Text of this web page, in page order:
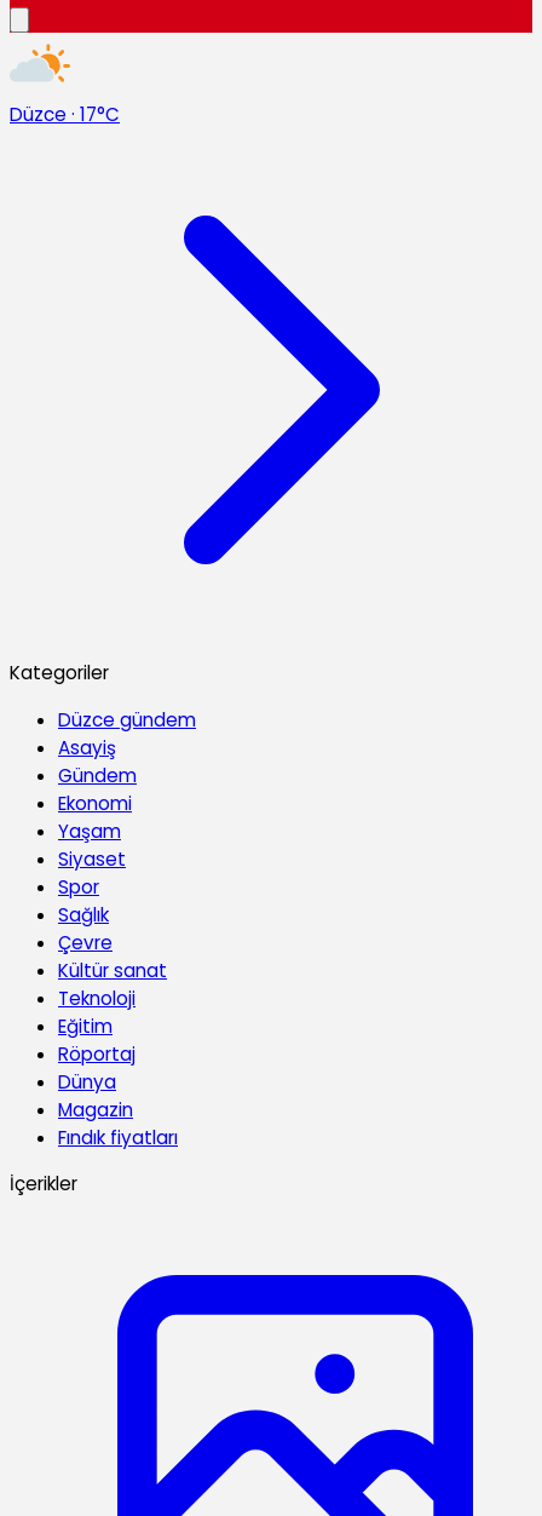
Düzce · 17°C
Kategoriler
Düzce gündem
Asayiş
Gündem
Ekonomi
Yaşam
Siyaset
Spor
Sağlık
Çevre
Kültür sanat
Teknoloji
Eğitim
Röportaj
Dünya
Magazin
Fındık fiyatları
İçerikler